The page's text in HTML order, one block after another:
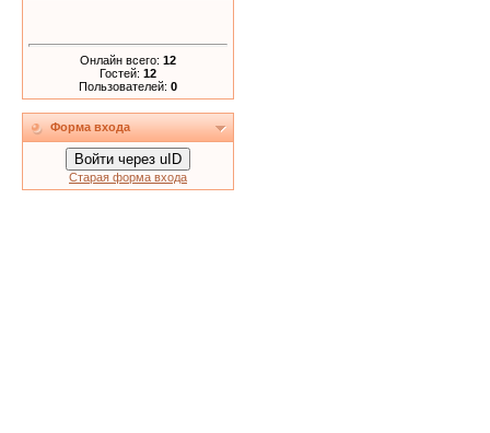
Онлайн всего: 12
Гостей: 12
Пользователей: 0
Форма входа
Войти через uID
Старая форма входа